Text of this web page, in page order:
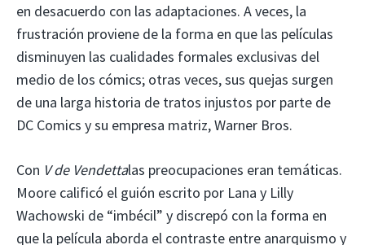
en desacuerdo con las adaptaciones. A veces, la
frustración proviene de la forma en que las películas
disminuyen las cualidades formales exclusivas del
medio de los cómics; otras veces, sus quejas surgen
de una larga historia de tratos injustos por parte de
DC Comics y su empresa matriz, Warner Bros.
Con V de Vendettalas preocupaciones eran temáticas.
Moore calificó el guión escrito por Lana y Lilly
Wachowski de “imbécil” y discrepó con la forma en
que la película aborda el contraste entre anarquismo y